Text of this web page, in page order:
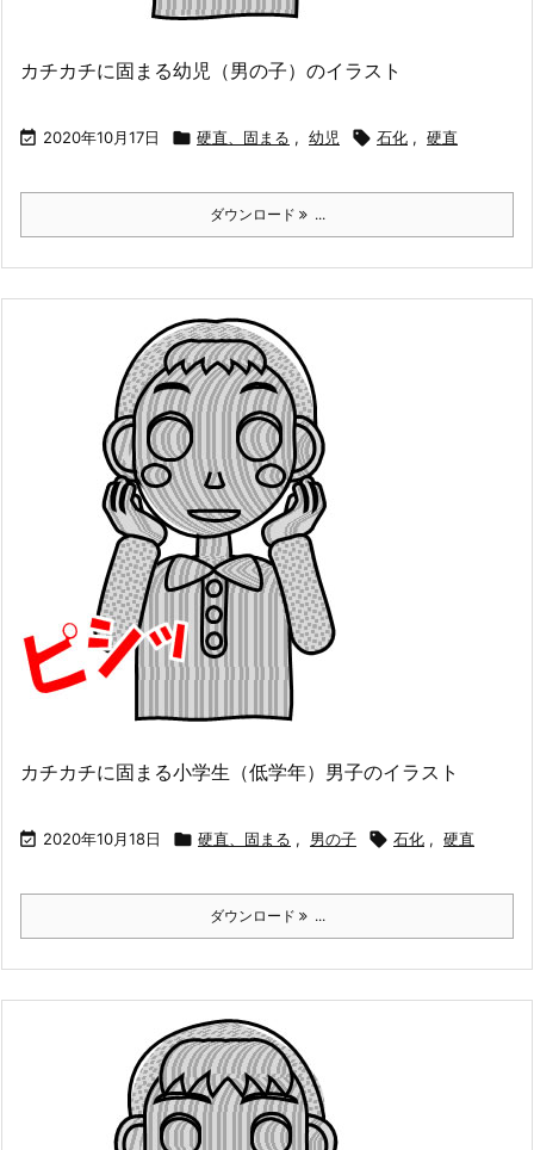
カチカチに固まる幼児（男の子）のイラスト
 2020年10月17日  硬直、固まる , 幼児  石化 , 硬直
ダウンロード ...
カチカチに固まる小学生（低学年）男子のイラスト
 2020年10月18日  硬直、固まる , 男の子  石化 , 硬直
ダウンロード ...